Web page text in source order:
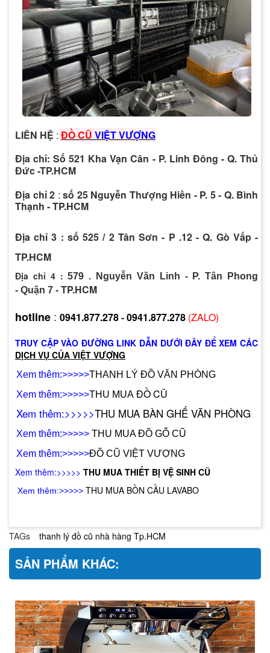
LIÊN HỆ : ĐỒ CŨ VIỆT VƯỢNG
Địa chỉ:Số 521 Kha Vạn Cân - P. Linh Đông - Q. Thủ
Đức -TP.HCM
Địa chỉ 2 : số 25 Nguyễn Thượng Hiền - P. 5 - Q. Bình
Thạnh - TP.HCM
Địa chỉ 3 : số 525 / 2 Tân Sơn - P .12 - Q. Gò Vấp -
TP.HCM
Địa chỉ 4:579 . Nguyễn Văn Linh - P. Tân Phong
- Quận 7 - TP.HCM
hotline : 0941.877.278-0941.877.278 (ZALO)
TRUY CẬP VÀO ĐƯỜNG LINK DẪN DƯỚI ĐÂY ĐỂ XEM CÁC
DỊCH VỤ CỦA VIỆT VƯỢNG
Xem thêm:>>>>>THANH LÝ ĐỒ VĂN PHÒNG
Xem thêm:>>>>>THU MUA ĐỒ CŨ
Xem thêm:>>>>>THU MUA BÀN GHẾ VĂN PHÒNG
Xem thêm:>>>>> THU MUA ĐỒ GỖ CŨ
Xem thêm:>>>>>ĐỒ CŨ VIỆT VƯỢNG
Xem thêm:>>>>> THU MUA THIẾT BỊ VỆ SINH CŨ
Xem thêm:>>>>> THU MUA BỒN CẦU LAVABO
TAGs thanh lý đồ cũ nhà hàng Tp.HCM
SẢN PHẨM KHÁC: